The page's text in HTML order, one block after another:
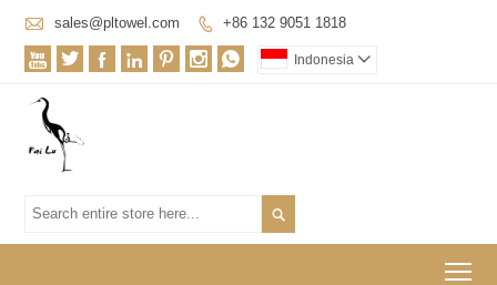
 sales@pltowel.com  +86 132 9051 1818
       Indonesia 
